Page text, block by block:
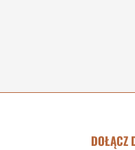
DOŁĄCZ